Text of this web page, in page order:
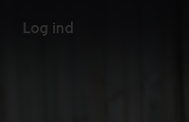
Log ind